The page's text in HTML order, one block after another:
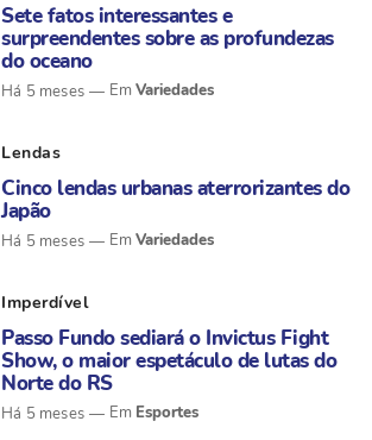
Sete fatos interessantes e
surpreendentes sobre as profundezas
do oceano
Há 5 meses Variedades
Lendas
Cinco lendas urbanas aterrorizantes do
Japão
Há 5 meses Variedades
Imperdível
Passo Fundo sediará o Invictus Fight
Show, o maior espetáculo de lutas do
Norte do RS
Há 5 meses Esportes